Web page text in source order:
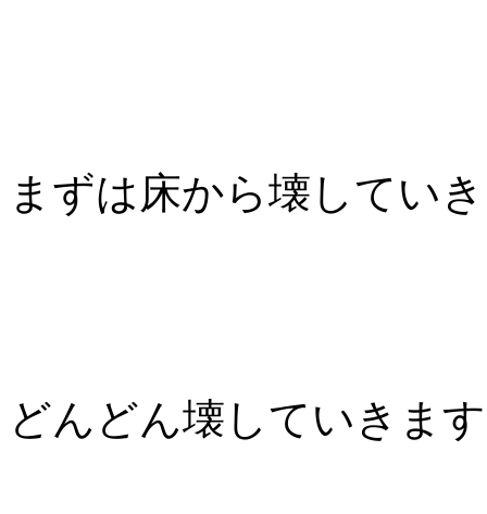
まずは床から壊してい
どんどん壊していきます